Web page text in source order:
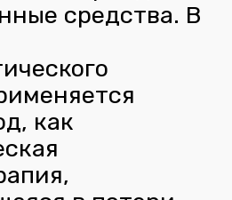
средства. В
как